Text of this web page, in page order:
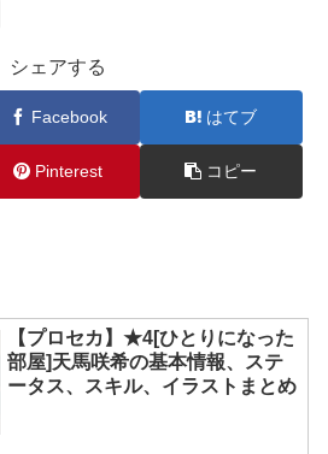
シェアする
Facebook はてブ
Pinterest コピー
【プロセカ】★4[ひとりになった
部屋]天馬咲希の基本情報、ステ
ータス、スキル、イラストまとめ